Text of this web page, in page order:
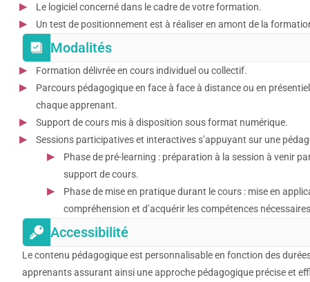
Le logiciel concerné dans le cadre de votre formation.
Un test de positionnement est à réaliser en amont de la
Modalités
Formation délivrée en cours individuel ou collectif.
Parcours pédagogique en face à face à distance ou en
chaque apprenant.
Support de cours mis à disposition sous format numérique.
Sessions participatives et interactives s’appuyant sur une
Phase de pré-learning : préparation à la session à venir
support de cours.
Phase de mise en pratique durant le cours : mise en
compréhension et d’acquérir les compétences
Accessibilité
Le contenu pédagogique est personnalisable en fonction des
apprenants assurant ainsi une approche pédagogique précise et